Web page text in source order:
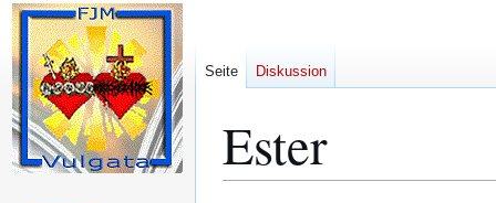
Ester
Seite Diskussion